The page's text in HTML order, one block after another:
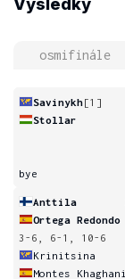
Výsledky
osmifinále
Savinykh[1]
Stollar
bye
Anttila
Ortega Redondo
3-6, 6-1, 10-6
Krinitsina
Montes Khaghani